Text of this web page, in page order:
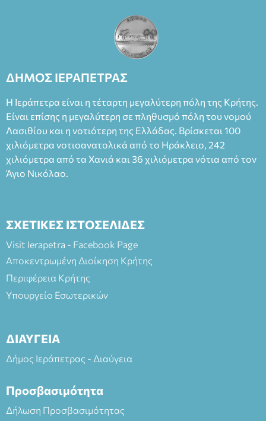
(Είσοδος ΕΠΑ.Λ.) Έναρξη 21:15 Οργάνωση: ΚΝΩΣΟΣ
ΘΕΑΤΡΙΚΕΣ ΠΑΡΑΓΩΓΕΣ ΕΕ
ΔΗΜΟΣ ΙΕΡΑΠΕΤΡΑΣ
Η Ιεράπετρα είναι η τέταρτη μεγαλύτερη πόλη της Κρήτης.
Είναι επίσης η μεγαλύτερη σε πληθυσμό πόλη του νομού
Λασιθίου και η νοτιότερη της Ελλάδας. Βρίσκεται 100
χιλιόμετρα νοτιοανατολικά από το Ηράκλειο, 242
χιλιόμετρα από τα Χανιά και 36 χιλιόμετρα νότια από τον
Άγιο Νικόλαο.
ΣΧΕΤΙΚΕΣ ΙΣΤΟΣΕΛΙΔΕΣ
Visit Ierapetra - Facebook Page
Αποκεντρωμένη Διοίκηση Κρήτης
Περιφέρεια Κρήτης
Υπουργείο Εσωτερικών
ΔΙΑΥΓΕΙΑ
Δήμος Ιεράπετρας - Διαύγεια
Προσβασιμότητα
Δήλωση Προσβασιμότητας